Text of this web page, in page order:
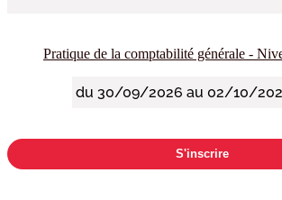
Pratique de la comptabilité générale -
S'inscrire